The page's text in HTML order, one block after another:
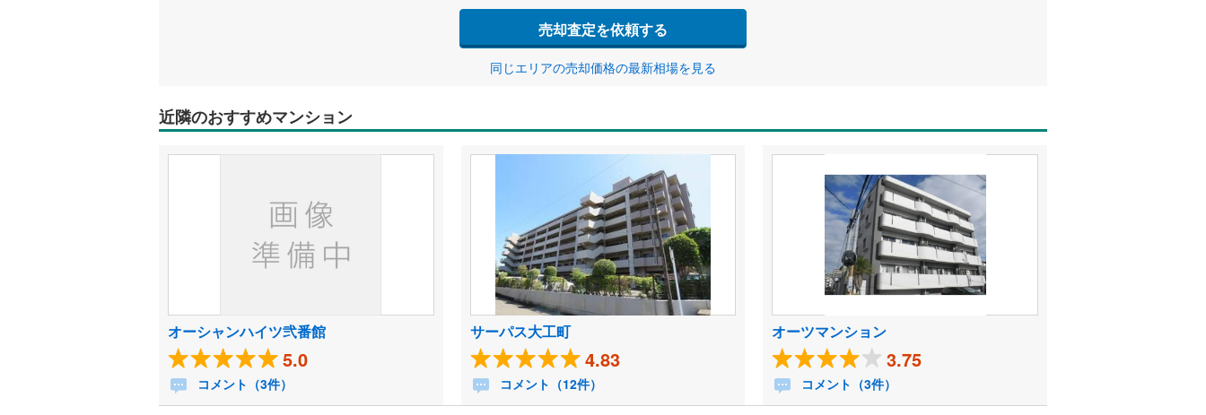
売却査定を依頼する
同じエリアの売却価格の最新相場を見る
近隣のおすすめマンション
オーシャンハイツ弐番館
5.0
コメント（3件）
サーパス大工町
4.83
コメント（12件）
オーツマンション
3.75
コメント（3件）